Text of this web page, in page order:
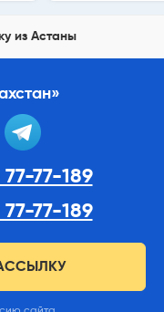
из Астаны
instagram
77-189
77-189